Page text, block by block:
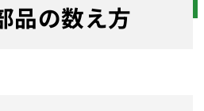
品の数え方